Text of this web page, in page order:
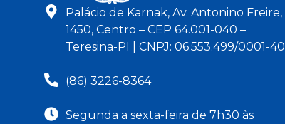
Palácio de Karnak, Av. Antonino Freire,
1450, Centro – CEP 64.001-040 –
Teresina-PI | CNPJ: 06.553.499/0001-40
(86) 3226-8364
Segunda a sexta-feira de 7h30 às